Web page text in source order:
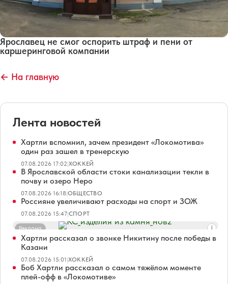
Ярославец не смог оспорить штраф и пени от
каршеринговой компании
← На главную
Лента новостей
Хартли вспомнил, зачем президент «Локомотива»
один раз зашел в тренерскую
07.08.2026 17:02|ХОККЕЙ
В Ярославской области стоки канализации текли в
почву и озеро Неро
07.08.2026 16:18|ОБЩЕСТВО
Россияне увеличивают расходы на спорт и ЗОЖ
07.08.2026 15:47|СПОРТ
Реклама
Хартли рассказал о звонке Никитину после победы в
Казани
07.08.2026 15:01|ХОККЕЙ
Боб Хартли рассказал о самом тяжёлом моменте
плей-офф в «Локомотиве»